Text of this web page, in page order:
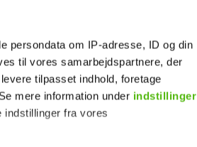
persondata om IP-adresse, ID og din
til vores samarbejdspartnere, der
tilpasset indhold, foretage
mere information under indstillinger
fra vores